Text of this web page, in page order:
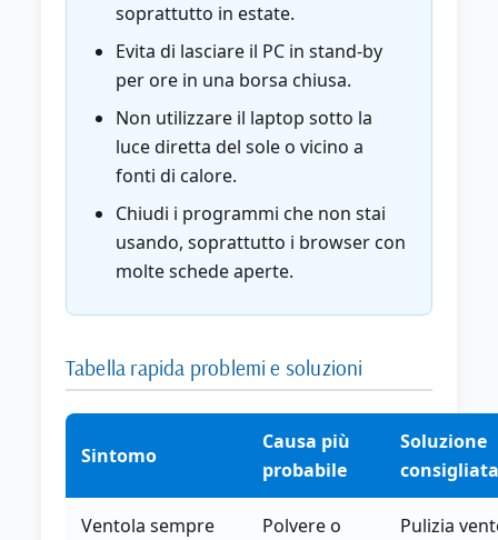
soprattutto in estate.
Evita di lasciare il PC in stand-by
per ore in una borsa chiusa.
Non utilizzare il laptop sotto la
luce diretta del sole o vicino a
fonti di calore.
Chiudi i programmi che non stai
usando, soprattutto i browser con
molte schede aperte.
Tabella rapida problemi e soluzioni
Sintomo
Causa più
probabile
Soluzione
consigliata
Ventola sempre
Polvere o
Pulizia